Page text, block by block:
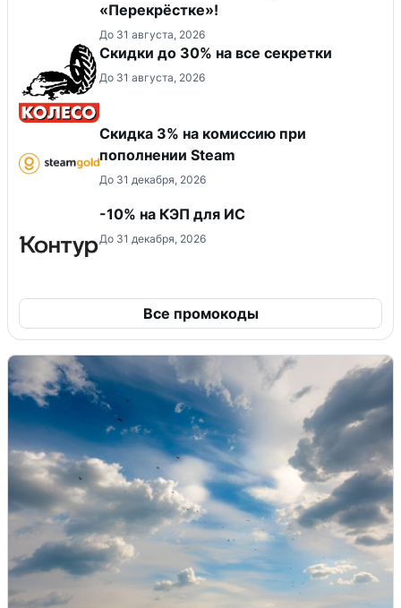
«Перекрёстке»!
До 31 августа, 2026
Скидки до 30% на все секретки
До 31 августа, 2026
Скидка 3% на комиссию при
пополнении Steam
До 31 декабря, 2026
-10% на КЭП для ИС
До 31 декабря, 2026
Все промокоды